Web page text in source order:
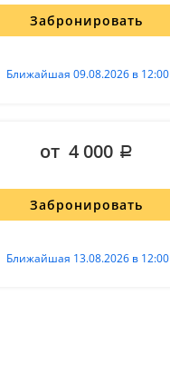
Забронировать
Ближайшая 09.08.2026 в 12:00
Забронировать
Ближайшая 13.08.2026 в 12:00
от 4 000